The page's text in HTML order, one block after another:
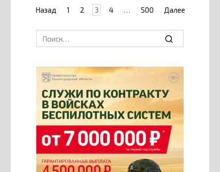
Пагинация
Назад 1 2 3 4 … 500 Далее
Search
for: